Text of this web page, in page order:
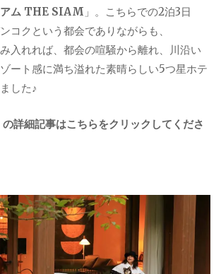
アム THE SIAM 」。こちらでの2泊3日
コクという都会でありながらも、
入れれば、都会の喧騒から離れ、川沿い
ート感に満ち溢れた素晴らしい5つ星ホテ
した♪
詳細記事はこちらをクリックしてくださ